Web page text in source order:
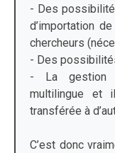
- Des
d’importation
chercheurs
- Des
- La gestion
multilingue et
transférée à
C’est donc